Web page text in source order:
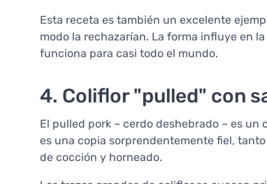
Esta receta es también un excelente
modo la rechazarían. La forma influye en
funciona para casi todo el mundo.
4. Coliflor "pulled" con
El pulled pork – cerdo deshebrado – es
es una copia sorprendentemente fiel,
de cocción y horneado.